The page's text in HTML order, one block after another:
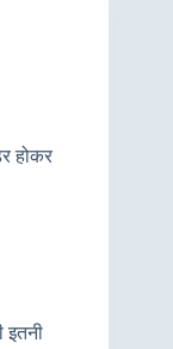
होकर
इतनी